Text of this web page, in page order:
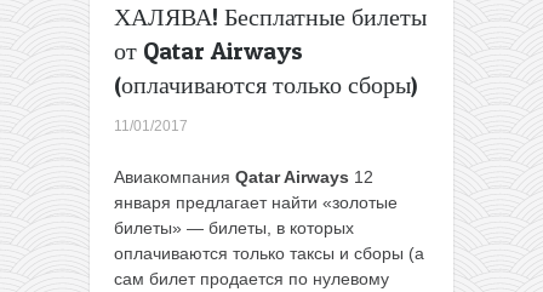
ХАЛЯВА! Бесплатные билеты
от Qatar Airways
(оплачиваются только сборы)
11/01/2017
Авиакомпания Qatar Airways 12
января предлагает найти «золотые
билеты» — билеты, в которых
оплачиваются только таксы и сборы (а
сам билет продается по нулевому